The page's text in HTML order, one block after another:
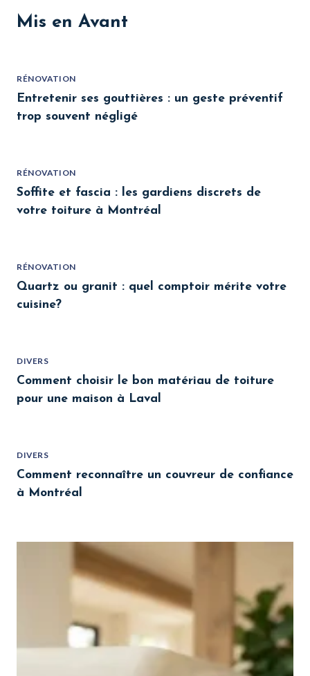
Mis en Avant
RÉNOVATION
Entretenir ses gouttières : un geste préventif
trop souvent négligé
RÉNOVATION
Soffite et fascia : les gardiens discrets de
votre toiture à Montréal
RÉNOVATION
Quartz ou granit : quel comptoir mérite votre
cuisine?
DIVERS
Comment choisir le bon matériau de toiture
pour une maison à Laval
DIVERS
Comment reconnaître un couvreur de confiance
à Montréal